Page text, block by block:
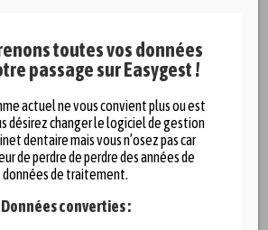
toutes vos données
passage sur Easygest !
actuel ne vous convient plus ou est
désirez changer le logiciel de gestion
dentaire mais vous n’osez pas car
de perdre de perdre des années de
données de traitement.
Données converties :